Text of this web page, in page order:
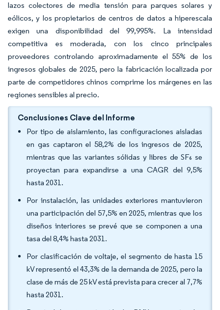
lazos colectores de media tensión para parques solares y
eólicos, y los propietarios de centros de datos a hiperescala
exigen una disponibilidad del 99,995%. La intensidad
competitiva es moderada, con los cinco principales
proveedores controlando aproximadamente el 55% de los
ingresos globales de 2025, pero la fabricación localizada por
parte de competidores chinos comprime los márgenes en las
regiones sensibles al precio.
Conclusiones Clave del Informe
Por tipo de aislamiento, las configuraciones aisladas
en gas captaron el 58,2% de los ingresos de 2025,
mientras que las variantes sólidas y libres de SF₆ se
proyectan para expandirse a una CAGR del 9,5%
hasta 2031.
Por instalación, las unidades exteriores mantuvieron
una participación del 57,5% en 2025, mientras que los
diseños interiores se prevé que se componen a una
tasa del 8,4% hasta 2031.
Por clasificación de voltaje, el segmento de hasta 15
kV representó el 43,3% de la demanda de 2025, pero la
clase de más de 25 kV está prevista para crecer al 7,7%
hasta 2031.